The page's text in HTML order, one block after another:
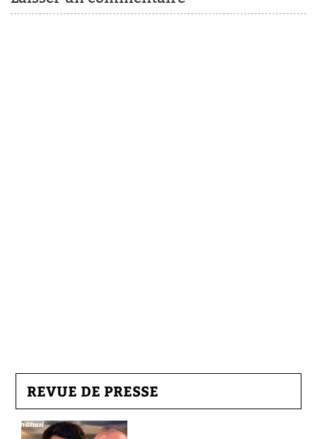
REVUE DE PRESSE